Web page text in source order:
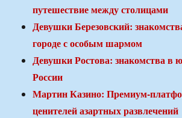
путешествие между столицами
Девушки Березовский:
городе с особым шармом
Девушки Ростова: знакомства в
России
Мартин Казино: Премиум-
ценителей азартных развлечений